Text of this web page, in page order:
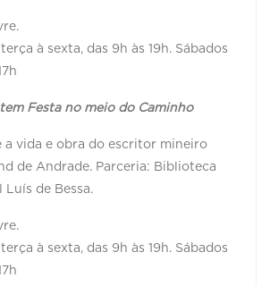
à sexta, das 9h às 19h. Sábados
Festa no meio do Caminho
a vida e obra do escritor mineiro
de Andrade. Parceria: Biblioteca
Luís de Bessa.
à sexta, das 9h às 19h. Sábados